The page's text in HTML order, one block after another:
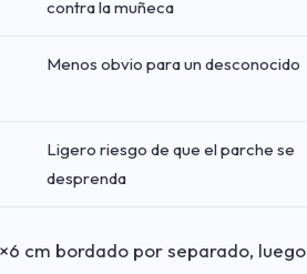
contra la muñeca
Menos obvio para un desconocido
Ligero riesgo de que el parche se
desprenda
cm bordado por separado, luego